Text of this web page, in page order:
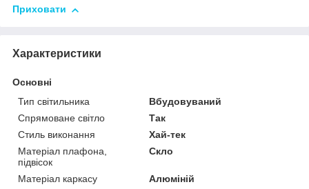
Приховати
Характеристики
Основні
Тип світильника
Вбудовуваний
Спрямоване світло
Так
Стиль виконання
Хай-тек
Матеріал плафона,
підвісок
Скло
Матеріал каркасу
Алюміній